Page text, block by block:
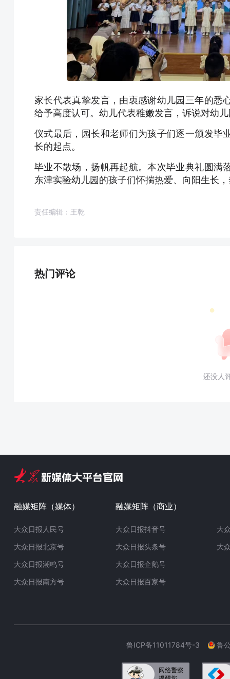
家长代表真挚发言，由衷感谢幼儿园三年的悉
给予高度认可。幼儿代表稚嫩发言，诉说对幼
仪式最后，园长和老师们为孩子们逐一颁发毕
长的起点。
毕业不散场，扬帆再起航。本次毕业典礼圆满
东津实验幼儿园的孩子们怀揣热爱、向阳生长
责任编辑：王乾
热门评论
还没人
融媒矩阵（媒体）
大众日报人民号
大众日报北京号
大众日报潮鸣号
大众日报南方号
融媒矩阵（商业）
大众日报抖音号
大众日报头条号
大众日报企鹅号
大众日报百家号
大
大
鲁ICP备11011784号-3 鲁